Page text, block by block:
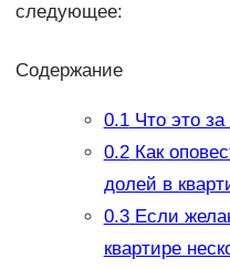
следующее:
Содержание
0.1Что это за
0.2Как
долей в
0.3Если
квартире